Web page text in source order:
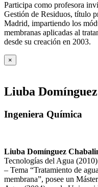
Participa como profesora
Gestión de Residuos, título
Madrid, impartiendo los
membranas aplicadas al
desde su creación en 2003.
×
Liuba
Ingeniera Química
Liuba Domínguez
Tecnologías del Agua
– Tema “Tratamiento de
membrana”, posee un